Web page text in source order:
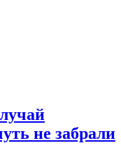
не забрали